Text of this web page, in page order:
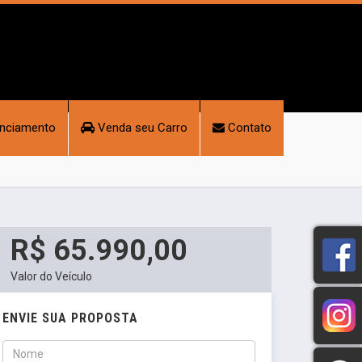
Portal - Santo Andre - Belo Horizonte - MG
Venda seu Carro Contato
R$ 65.990,00
Valor do Veículo
ENVIE SUA PROPOSTA